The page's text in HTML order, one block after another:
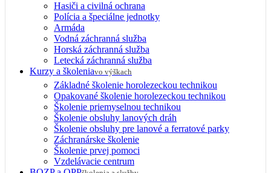
Hasiči a civilná ochrana
Polícia a špeciálne jednotky
Armáda
Vodná záchranná služba
Horská záchranná služba
Letecká záchranná služba
Kurzy a školeniavo výškach
Základné školenie horolezeckou technikou
Opakované školenie horolezeckou technikou
Školenie priemyselnou technikou
Školenie obsluhy lanových dráh
Školenie obsluhy pre lanové a ferratové parky
Záchranárske školenie
Školenie prvej pomoci
Vzdelávacie centrum